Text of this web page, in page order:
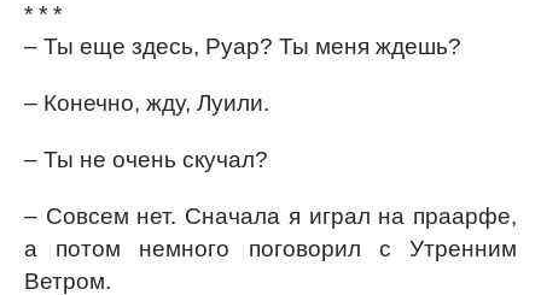
* * *
– Ты еще здесь, Руар? Ты меня ждешь?
– Конечно, жду, Луили.
– Ты не очень скучал?
– Совсем нет. Сначала я играл на праарфе,
а потом немного поговорил с Утренним
Ветром.